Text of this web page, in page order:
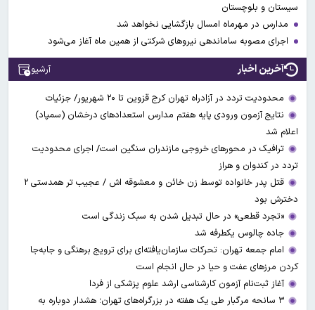
سیستان و بلوچستان
مدارس در مهرماه امسال بازگشایی نخواهد شد
اجرای مصوبه ساماندهی نیرو‌های شرکتی از همین ماه آغاز می‌شود
آخرین اخبار آرشیو
محدودیت تردد در آزادراه تهران کرج قزوین تا ۲۰ شهریور/ جزئیات
نتایج آزمون ورودی پایه هفتم مدارس استعدادهای درخشان (سمپاد)
اعلام شد
ترافیک در محورهای خروجی مازندران سنگین است/ اجرای محدودیت
تردد در کندوان و هراز
قتل پدر خانواده توسط زن خائن و معشوقه اش / عجیب تر همدستی ۲
دخترش بود
«تجرد قطعی» در حال تبدیل شدن به سبک زندگی است
جاده چالوس یکطرفه شد
امام جمعه تهران: تحرکات سازمان‌یافته‌ای برای ترویج برهنگی و جابه‌جا
کردن مرزهای عفت و حیا در حال انجام است
آغاز ثبت‌نام‌ آزمون کارشناسی ارشد علوم پزشکی از فردا
۳ سانحه مرگبار طی یک هفته در بزرگراه‌های تهران؛ هشدار دوباره به